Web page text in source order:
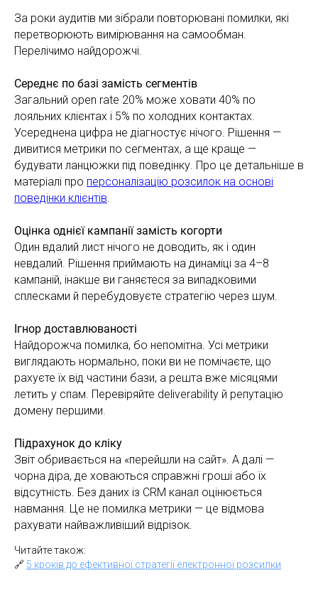
За роки аудитів ми зібрали повторювані помилки, які
перетворюють вимірювання на самообман.
Перелічимо найдорожчі.
Середнє по базі замість сегментів
Загальний open rate 20% може ховати 40% по
лояльних клієнтах і 5% по холодних контактах.
Усереднена цифра не діагностує нічого. Рішення —
дивитися метрики по сегментах, а ще краще —
будувати ланцюжки під поведінку. Про це детальніше в
матеріалі про персоналізацію розсилок на основі
поведінки клієнтів
Оцінка однієї кампанії замість когорти
Один вдалий лист нічого не доводить, як і один
невдалий. Рішення приймають на динаміці за 4–8
кампаній, інакше ви ганяєтеся за випадковими
сплесками й перебудовуєте стратегію через шум.
Ігнор доставлюваності
Найдорожча помилка, бо непомітна. Усі метрики
виглядають нормально, поки ви не помічаєте, що
рахуєте їх від частини бази, а решта вже місяцями
летить у спам. Перевіряйте deliverability й репутацію
домену першими.
Підрахунок до кліку
Звіт обривається на «перейшли на сайт». А далі —
чорна діра, де ховаються справжні гроші або їх
відсутність. Без даних із CRM канал оцінюється
навмання. Це не помилка метрики — це відмова
рахувати найважливіший відрізок.
Читайте також:
🔗 5 кроків до ефективної стратегії електронної розсилки